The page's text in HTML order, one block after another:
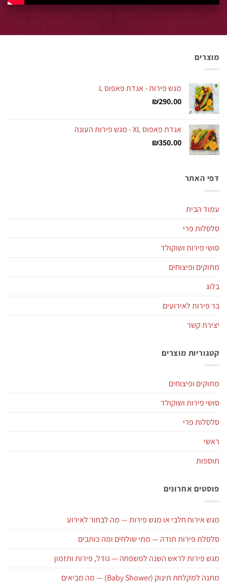
מוצרים
מגש פירות - אגדת פאפוס L
₪290.00
אגדת פאפוס XL - מגש פירות העונה
₪350.00
דפי האתר
עמוד הבית
סלסלות פרי
סושי פירות ושוקולד
מתוקים ופיצוחים
בלוג
בר פירות לאירועים
יצירת קשר
קטגוריות מוצרים
מתוקים ופיצוחים
סושי פירות ושוקולד
סלסלות פרי
ראשי
תוספות
פוסטים אחרונים
מגש אירוח חלבי או מגש פירות — מה לבחור לאירוע
סלסלת פירות תודה — מתי שולחים ומה כותבים
מגש פירות לראש השנה למשפחה — גודל, פירות ותזמון
מתנה למקלחת תינוק (Baby Shower) — מה מביאים